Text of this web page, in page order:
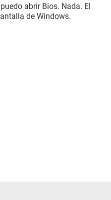
abrir Bios. Nada. El
de Windows.